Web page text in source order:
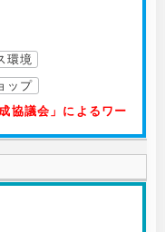
環境
ップ
協議会」によるワー